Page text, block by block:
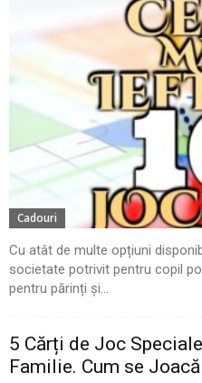
Cadouri
Cu atât de multe opțiuni
societate potrivit pentru copil
pentru părinți și...
5 Cărți de Joc
Familie. Cum se